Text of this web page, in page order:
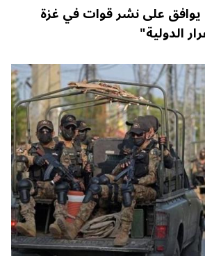
يوافق على نشر قوات في غزة
الدولية"